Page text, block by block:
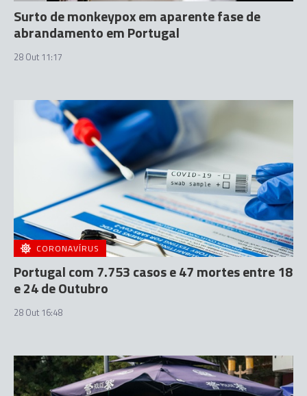
Surto de monkeypox em aparente fase de
abrandamento em Portugal
28 Out 11:17
CORONAVÍRUS
Portugal com 7.753 casos e 47 mortes entre 18
e 24 de Outubro
28 Out 16:48